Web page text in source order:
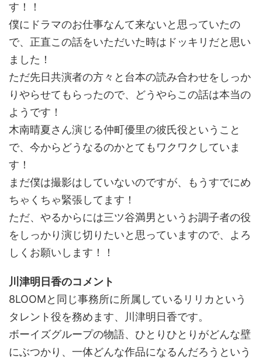
す！！
僕にドラマのお仕事なんて来ないと思っていたの
で、正直この話をいただいた時はドッキリだと思い
ました！
ただ先日共演者の方々と台本の読み合わせをしっか
りやらせてもらったので、どうやらこの話は本当の
ようです！
木南晴夏さん演じる仲町優里の彼氏役ということ
で、今からどうなるのかとてもワクワクしていま
す！
まだ僕は撮影はしていないのですが、もうすでにめ
ちゃくちゃ緊張してます！
ただ、やるからには三ツ谷満男というお調子者の役
をしっかり演じ切りたいと思っていますので、よろ
しくお願いします！！
川津明日香のコメント
8LOOMと同じ事務所に所属しているリリカという
タレント役を務めます、川津明日香です。
ボーイズグループの物語、ひとりひとりがどんな壁
にぶつかり、一体どんな作品になるんだろうという